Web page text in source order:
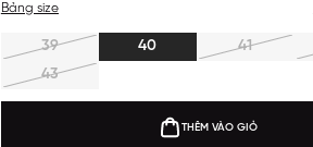
Bảng size
39 40 41
43
THÊM VÀO GIỎ